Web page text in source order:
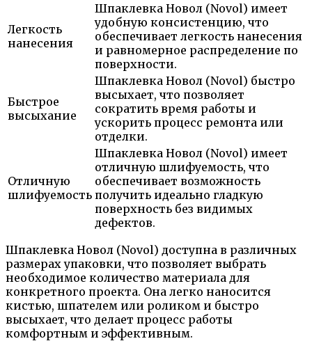
Легкость
нанесения
Шпаклевка Новол (Novol) имеет
удобную консистенцию, что
обеспечивает легкость нанесения
и равномерное распределение по
поверхности.
Быстрое
высыхание
Шпаклевка Новол (Novol) быстро
высыхает, что позволяет
сократить время работы и
ускорить процесс ремонта или
отделки.
Отличную
шлифуемость
Шпаклевка Новол (Novol) имеет
отличную шлифуемость, что
обеспечивает возможность
получить идеально гладкую
поверхность без видимых
дефектов.
Шпаклевка Новол (Novol) доступна в различных
размерах упаковки, что позволяет выбрать
необходимое количество материала для
конкретного проекта. Она легко наносится
кистью, шпателем или роликом и быстро
высыхает, что делает процесс работы
комфортным и эффективным.